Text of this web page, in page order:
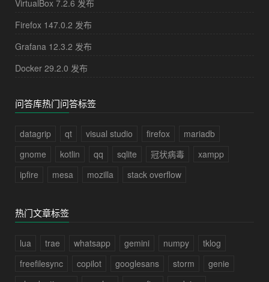
VirtualBox 7.2.6 发布
Firefox 147.0.2 发布
Grafana 12.3.2 发布
Docker 29.2.0 发布
问答库热门问答标签
datagrip qt visual studio firefox
mariadb
gnome
kotlin qq sqlite 冠状病毒
xampp
ipfire
mesa mozilla stack overflow
热门文章标签
lua trae whatsapp gemini numpy
tklog
freefilesync
copilot googlesans storm
genie